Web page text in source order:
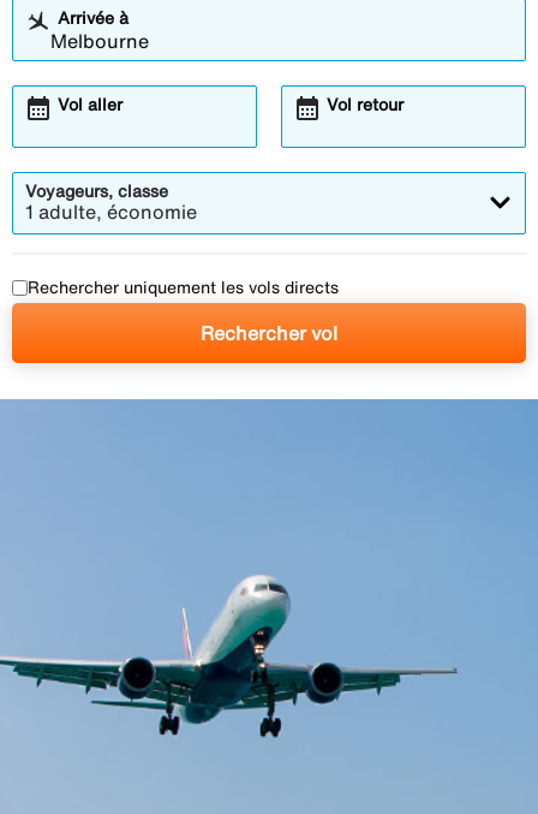
Arrivée à
Vol aller
calendar_month Vol retour
calendar_month
Voyageurs, classe
1 adulte, économie
Rechercher uniquement les vols directs
Rechercher vol